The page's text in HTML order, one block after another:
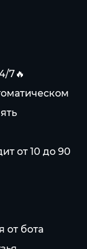
7🔥
от 10 до 90
от бота